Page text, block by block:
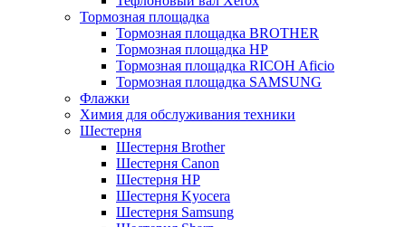
Тормозная площадка
Тормозная площадка BROTHER
Тормозная площадка HP
Тормозная площадка RICOH Aficio
Тормозная площадка SAMSUNG
Флажки
Химия для обслуживания техники
Шестерня
Шестерня Brother
Шестерня Canon
Шестерня HP
Шестерня Kyocera
Шестерня Samsung